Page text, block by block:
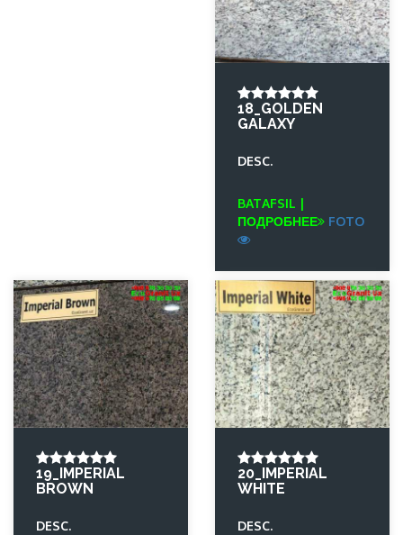
18_GOLDEN
GALAXY
DESC.
BATAFSIL |
ПОДРОБНЕЕ
FOTO
19_IMPERIAL
BROWN
DESC.
20_IMPERIAL
WHITE
DESC.